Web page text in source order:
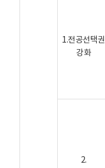
1.전공선택권
강화
2.